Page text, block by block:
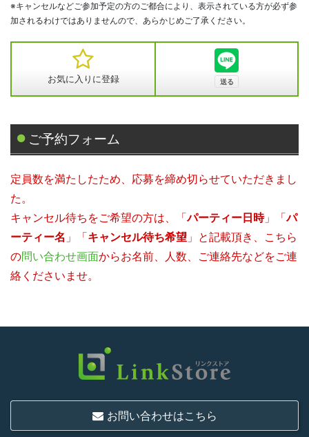
※キャンセルなどご参加予定の方のご都合により、表示されている方が必ず参
加されるわけではありませんので、あらかじめご了承ください。
お気に入りに登録
ご予約フォーム
定員数を満たしたため、応募を締め切らせていただきまし
た。
キャンセル待ちをご希望の方は、「パーティー日時」「パ
ーティー名 」「キャンセル待ち希望 」と記載頂き、こちら
の問い合わせ画面からお名前、人数、ご連絡先などをご連
絡くださいませ。
お問い合わせはこちら